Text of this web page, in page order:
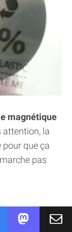
magnétique
attention, la
que ça
pas